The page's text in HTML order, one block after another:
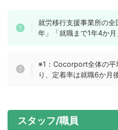
就労移行支援事業所の
年」「就職まで1年4か月
※1：Cocorport全体の平
り、定着率は就職6か月
スタッフ/職員